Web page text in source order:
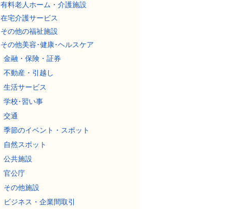
有料老人ホーム・介護施設
在宅介護サービス
その他の福祉施設
その他美容･健康･ヘルスケア
金融・保険・証券
不動産・引越し
生活サービス
学校･習い事
交通
季節のイベント・スポット
自然スポット
公共施設
官公庁
その他施設
ビジネス・企業間取引